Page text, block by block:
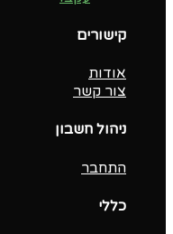
קישורים
אודות
צור קשר
ניהול חשבון
התחבר
כללי